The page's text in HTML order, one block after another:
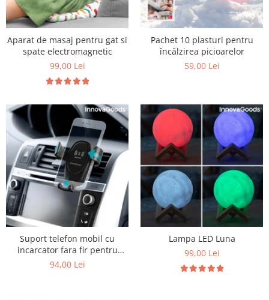
Aparat de masaj pentru gat si
spate electromagnetic
99,00 Lei
Pachet 10 plasturi pentru
încălzirea picioarelor
59,00 Lei
Suport telefon mobil cu
incarcator fara fir pentru
masina
94,00 Lei
Lampa LED Luna
99,00 Lei